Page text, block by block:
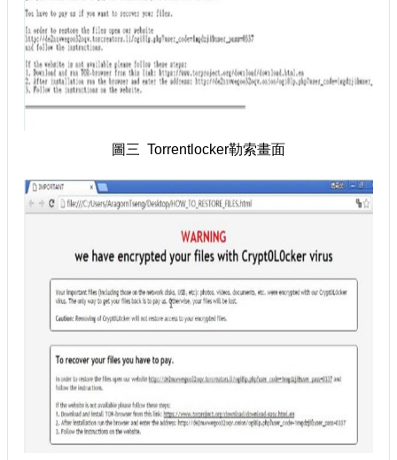
圖三 Torrentlocker勒索畫面